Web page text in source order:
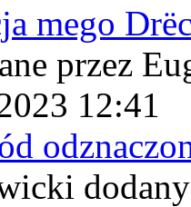
mego
przez
12:41